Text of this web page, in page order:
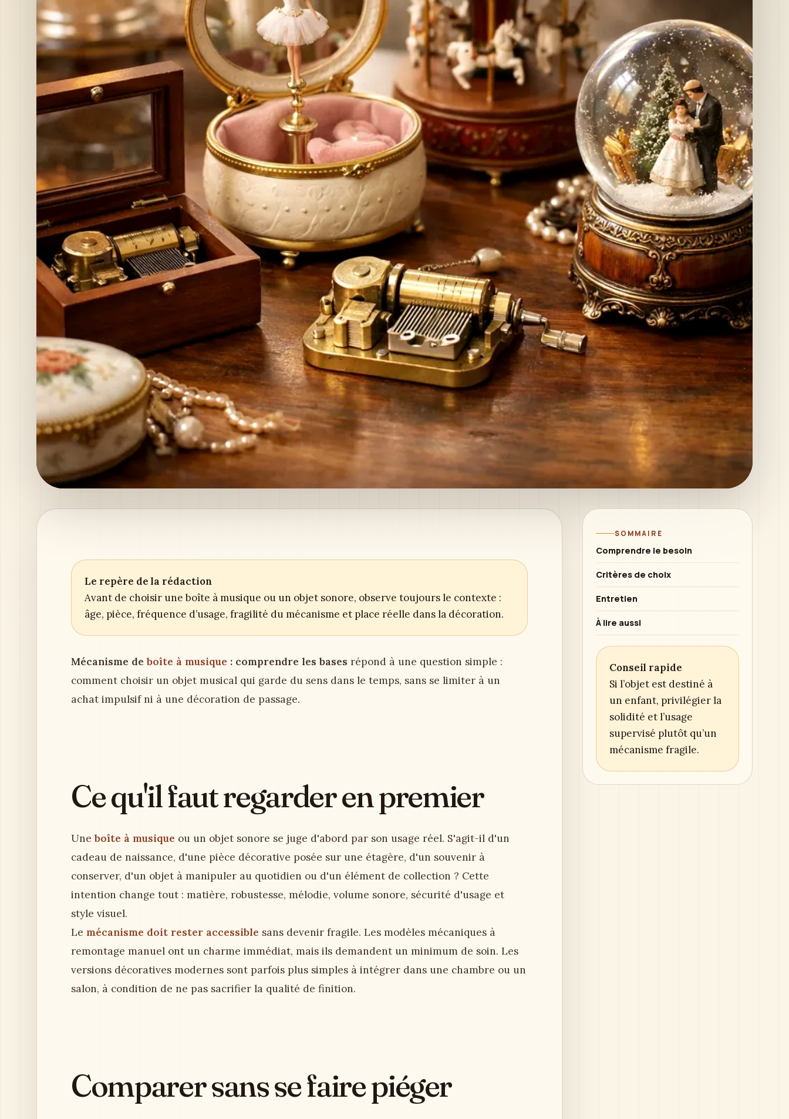
Le repère de la rédaction
Avant de choisir une boîte à musique ou un objet sonore, observe toujours le contexte :
âge, pièce, fréquence d’usage, fragilité du mécanisme et place réelle dans la décoration.
Mécanisme deboîte à musique : comprendre les bases répond à une question simple :
comment choisir un objet musical qui garde du sens dans le temps, sans se limiter à un
achat impulsif ni à une décoration de passage.
Ce qu'il faut regarder en premier
Uneboîte à musique ou un objet sonore se juge d'abord par son usage réel. S'agit-il d'un
cadeau de naissance, d'une pièce décorative posée sur une étagère, d'un souvenir à
conserver, d'un objet à manipuler au quotidien ou d'un élément de collection ? Cette
intention change tout : matière, robustesse, mélodie, volume sonore, sécurité d'usage et
style visuel.
Le mécanisme doit rester accessible sans devenir fragile. Les modèles mécaniques à
remontage manuel ont un charme immédiat, mais ils demandent un minimum de soin. Les
versions décoratives modernes sont parfois plus simples à intégrer dans une chambre ou un
salon, à condition de ne pas sacrifier la qualité de finition.
Comparer sans se faire piéger
SOMMAIRE
Comprendre le besoin
Critères de choix
Entretien
À lire aussi
Conseil rapide
Si l’objet est destiné à
un enfant, privilégier la
solidité et l’usage
supervisé plutôt qu’un
mécanisme fragile.